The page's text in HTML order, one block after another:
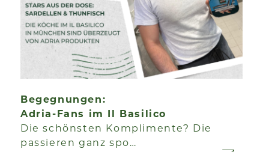
Begegnungen:
Adria-Fans im Il Basilico
Die schönsten Komplimente? Die
passieren ganz spo…